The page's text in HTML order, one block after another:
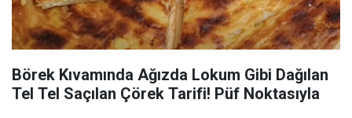
Börek Kıvamında Ağızda Lokum Gibi Dağılan
Tel Tel Saçılan Çörek Tarifi! Püf Noktasıyla